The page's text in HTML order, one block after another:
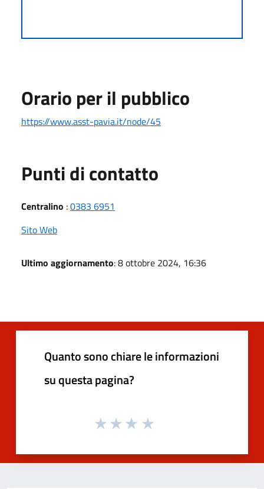
Orario per il pubblico
https://www.asst-pavia.it/node/45
Punti di contatto
Centralino :0383 6951
Sito Web
Ultimo aggiornamento: 8 ottobre 2024, 16:36
Quanto sono chiare le informazioni
su questa pagina?